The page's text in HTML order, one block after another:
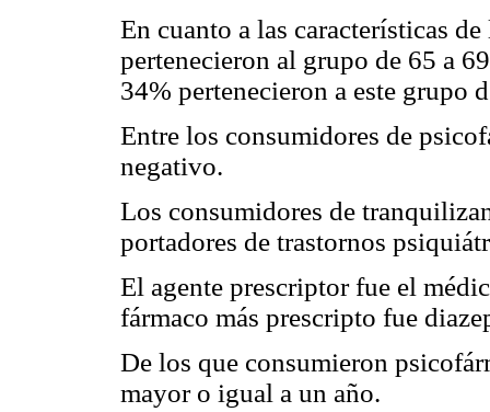
En cuanto a las características
pertenecieron al grupo de 65 a
34% pertenecieron a este grupo
Entre los consumidores de
negativo.
Los consumidores de
portadores de trastornos
El agente prescriptor fue el
fármaco más prescripto fue
De los que consumieron
mayor o igual a un año.